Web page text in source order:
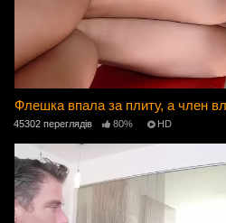
Флешка впала за плиту, а член
45302 переглядів 80% HD